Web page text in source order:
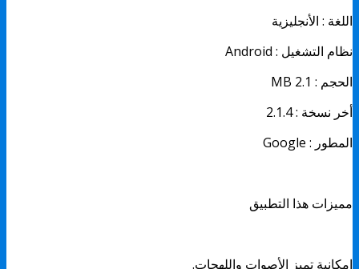
اللغة : الأنجليزية
نظام التشغيل : Android
الحجم : 2.1 MB
أخر نسخة : 2.1.4
المطور : Google
مميزات هذا التطبيق
إمكانية تميز الأصوات واللهجات.